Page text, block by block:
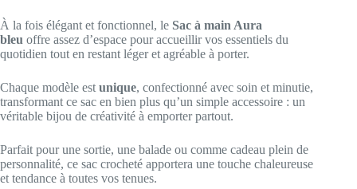
À la fois élégant et fonctionnel, le Sac à main Aura
bleu offre assez d’espace pour accueillir vos essentiels du
quotidien tout en restant léger et agréable à porter.
Chaque modèle est unique, confectionné avec soin et minutie,
transformant ce sac en bien plus qu’un simple accessoire : un
véritable bijou de créativité à emporter partout.
Parfait pour une sortie, une balade ou comme cadeau plein de
personnalité, ce sac crocheté apportera une touche chaleureuse
et tendance à toutes vos tenues.